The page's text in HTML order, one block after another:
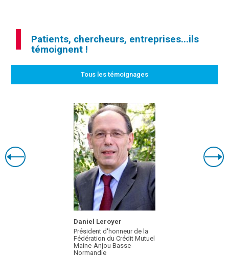
Patients, chercheurs, entreprises...ils
témoignent !
Tous les témoignages
Daniel Leroyer
Président d'honneur de la
Fédération du Crédit Mutuel
Maine-Anjou Basse-
Normandie